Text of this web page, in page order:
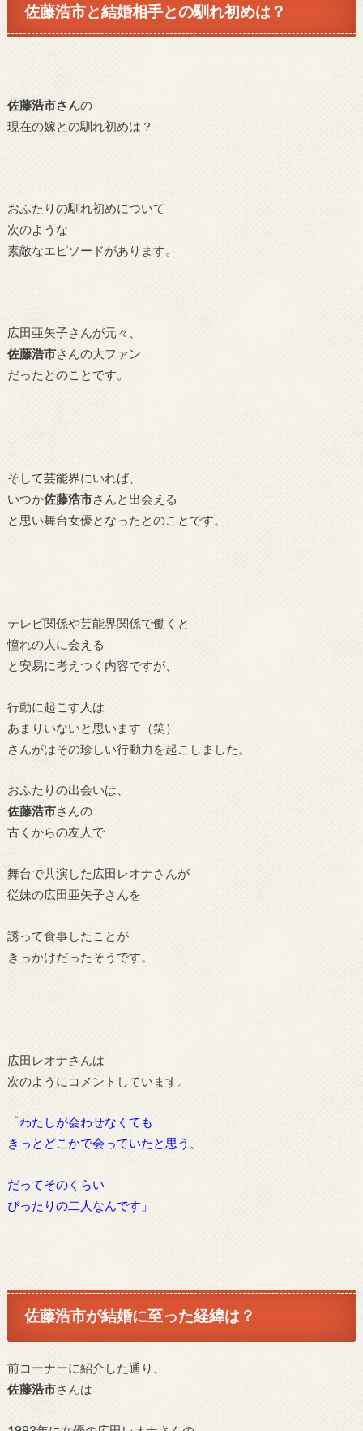
佐藤浩市と結婚相手との馴れ初めは？
佐藤浩市さんの
現在の嫁との馴れ初めは？
おふたりの馴れ初めについて
次のような
素敵なエピソードがあります。
広田亜矢子さんが元々、
佐藤浩市さんの大ファン
だったとのことです。
そして芸能界にいれば、
いつか佐藤浩市さんと出会える
と思い舞台女優となったとのことです。
テレビ関係や芸能界関係で働くと
憧れの人に会える
と安易に考えつく内容ですが、
行動に起こす人は
あまりいないと思います（笑）
さんがはその珍しい行動力を起こしました。
おふたりの出会いは、
佐藤浩市さんの
古くからの友人で
舞台で共演した広田レオナさんが
従妹の広田亜矢子さんを
誘って食事したことが
きっかけだったそうです。
広田レオナさんは
次のようにコメントしています。
「わたしが会わせなくても
きっとどこかで会っていたと思う、
だってそのくらい
ぴったりの二人なんです」
佐藤浩市が結婚に至った経緯は？
前コーナーに紹介した通り、
佐藤浩市さんは